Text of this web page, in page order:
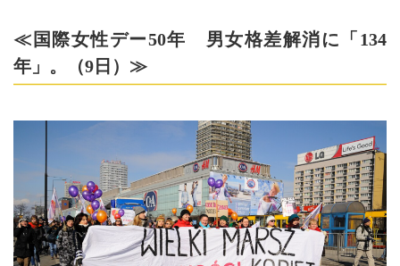
≪国際女性デー50年 男女格差解消に「134
年」。（9日）≫